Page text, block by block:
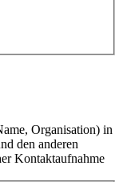
Organisation) in
den anderen
Kontaktaufnahme